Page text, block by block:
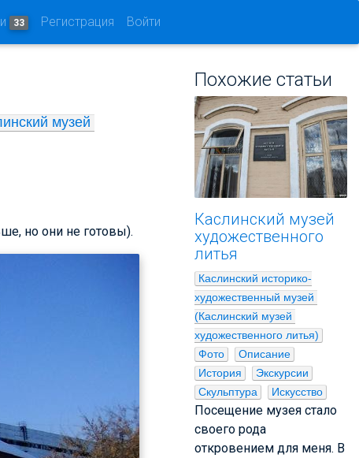
33 Регистрация Войти
музей
но они не готовы).
Похожие статьи
Каслинский музей
художественного
литья
Каслинский историко-
художественный музей
(Каслинский музей
художественного литья)
Фото
Описание
История
Экскурсии
Скульптура
Искусство
Посещение музея стало
своего рода
откровением для меня. В